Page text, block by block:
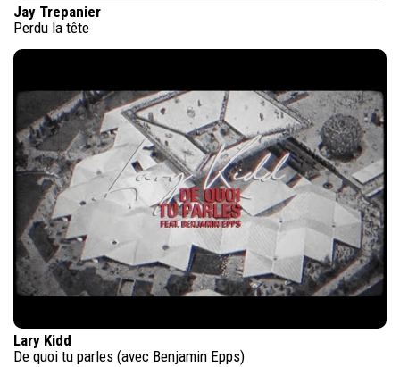
Jay Trepanier
Perdu la tête
Lary Kidd
De quoi tu parles (avec Benjamin Epps)